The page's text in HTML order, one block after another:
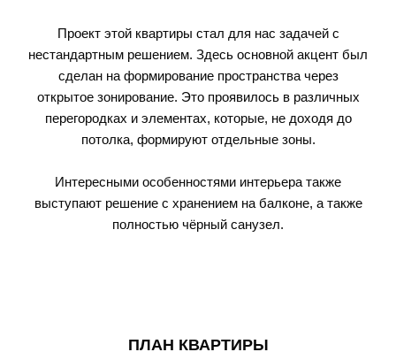
Проект этой квартиры стал для нас задачей с
нестандартным решением. Здесь основной акцент был
сделан на формирование пространства через
открытое зонирование. Это проявилось в различных
перегородках и элементах, которые, не доходя до
потолка, формируют отдельные зоны.
Интересными особенностями интерьера также
выступают решение с хранением на балконе, а также
полностью чёрный санузел.
ПЛАН КВАРТИРЫ